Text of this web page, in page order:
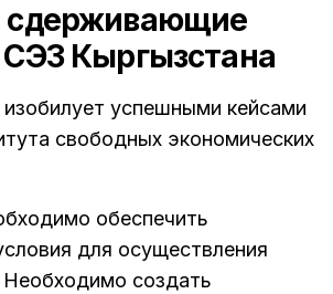
сдерживающие
СЭЗ Кыргызстана
успешными кейсами
свободных экономических
обеспечить
для осуществления
Необходимо создать